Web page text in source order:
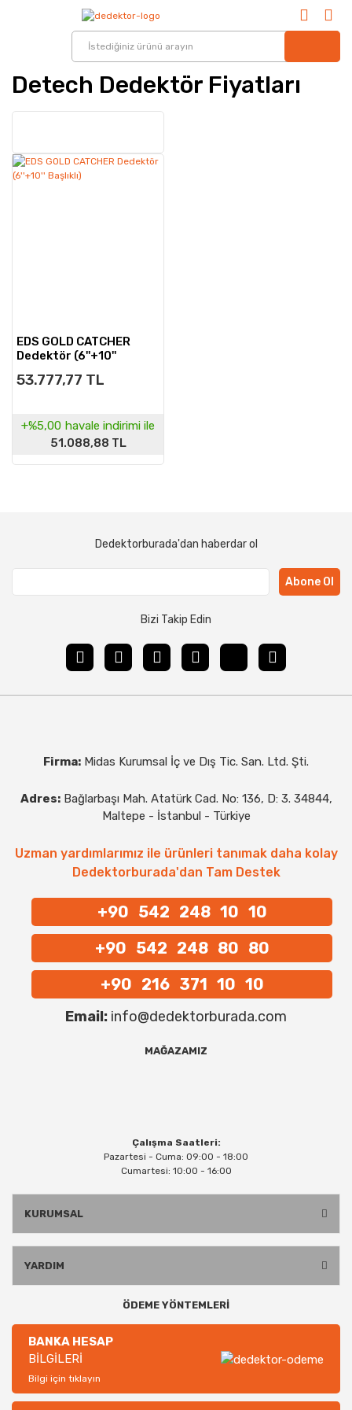
Detech Dedektör Fiyatları
EDS GOLD CATCHER
Dedektör (6''+10''
53.777,77 TL
+%5,00 havale indirimi ile
51.088,88 TL
Dedektorburada'dan haberdar ol
Abone Ol
Bizi Takip Edin
Firma: Midas Kurumsal İç ve Dış Tic. San. Ltd. Şti.
Adres: Bağlarbaşı Mah. Atatürk Cad. No: 136, D: 3. 34844,
Maltepe - İstanbul - Türkiye
Uzman yardımlarımız ile ürünleri tanımak daha kolay
Dedektorburada'dan Tam Destek
+90 542 248 10 10
+90 542 248 80 80
+90 216 371 10 10
Email: info@dedektorburada.com
MAĞAZAMIZ
Çalışma Saatleri:
Pazartesi - Cuma: 09:00 - 18:00
Cumartesi: 10:00 - 16:00
KURUMSAL
YARDIM
ÖDEME YÖNTEMLERİ
BANKA HESAP
BİLGİLERİ
Bilgi için tıklayın